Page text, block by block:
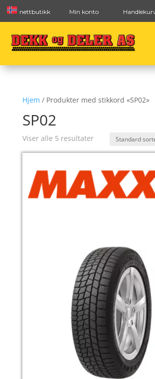
nettbutikk Min konto
Hjem / Produkter med stikkord «SP02»
SP02
Viser alle 5 resultater